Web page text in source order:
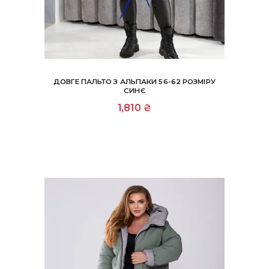
ДОВГЕ ПАЛЬТО З АЛЬПАКИ 56-62 РОЗМІРУ
СИНЄ
1,810 ₴